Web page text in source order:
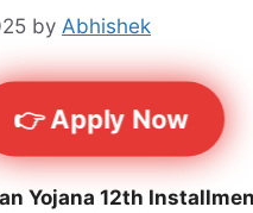
by Abhishek
👉 Apply Now
Yojana 12th